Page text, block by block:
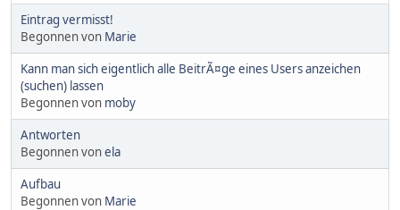
Eintrag vermisst!
Begonnen von Marie
Kann man sich eigentlich alle BeitrÃ¤ge eines Users anzeichen
(suchen) lassen
Begonnen von moby
Antworten
Begonnen vonela
Aufbau
Begonnen von Marie